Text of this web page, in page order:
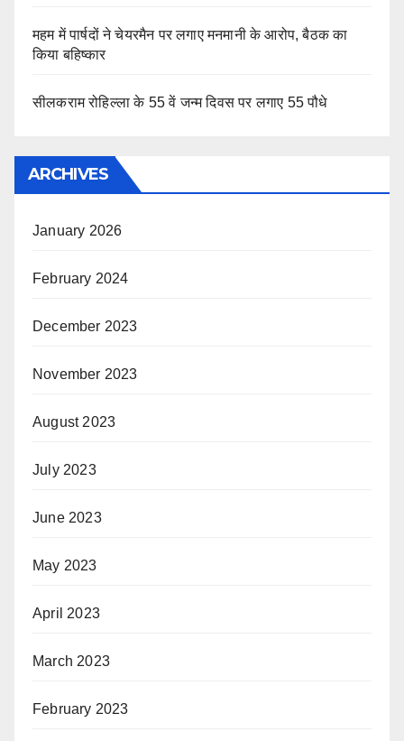
महम में पार्षदों ने चेयरमैन पर लगाए मनमानी के आरोप, बैठक का
किया बहिष्कार
सीलकराम रोहिल्ला के 55 वें जन्म दिवस पर लगाए 55 पौधे
ARCHIVES
January 2026
February 2024
December 2023
November 2023
August 2023
July 2023
June 2023
May 2023
April 2023
March 2023
February 2023